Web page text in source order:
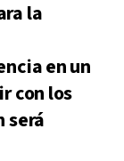
la
en un
con los
será